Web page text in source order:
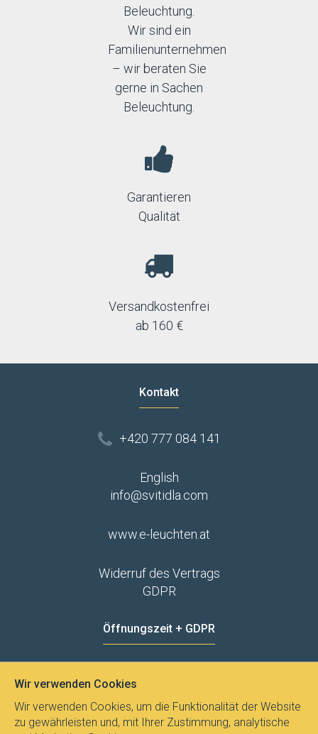
Beleuchtung.
Wir sind ein
Familienunternehmen
– wir beraten Sie
gerne in Sachen
Beleuchtung.
Garantieren
Qualität
Versandkostenfrei
ab 160 €
Kontakt
+420 777 084 141
English
info@svitidla.com
www.e-leuchten.at
Widerruf des Vertrags
GDPR
Öffnungszeit + GDPR
Wir verwenden Cookies
Wir verwenden Cookies, um die Funktionalität der Website
zu gewährleisten und, mit Ihrer Zustimmung, analytische